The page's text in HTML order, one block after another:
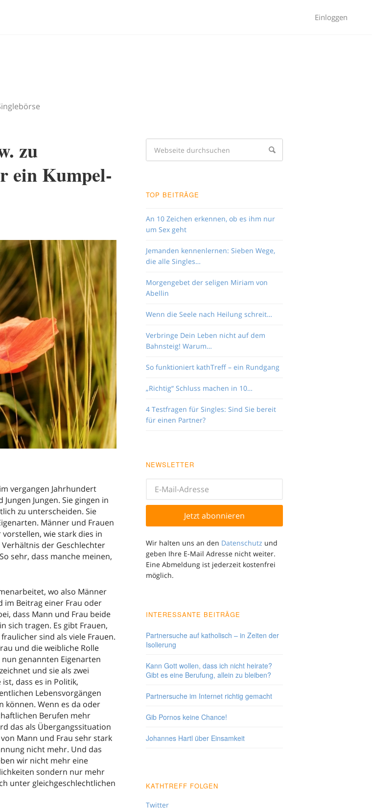
Einloggen
zu
ein Kumpel-
vergangen Jahrhundert
Jungen. Sie gingen in
zu unterscheiden. Sie
Männer und Frauen
wie stark dies in
der Geschlechter
sehr, dass manche meinen,
wo also Männer
im Beitrag einer Frau oder
dass Mann und Frau beide
sich tragen. Es gibt Frauen,
sind als viele Frauen.
und die weibliche Rolle
nun genannten Eigenarten
und sie als zwei
dass es in Politik,
Lebensvorgängen
können. Wenn es da oder
Berufen mehr
das als Übergangssituation
Mann und Frau sehr stark
nicht mehr. Und das
wir nicht mehr eine
sondern nur mehr
unter gleichgeschlechtlichen
TOP BEITRÄGE
An 10 Zeichen erkennen, ob es ihm nur
um Sex geht
Jemanden kennenlernen: Sieben Wege,
die alle Singles…
Morgengebet der seligen Miriam von
Abellin
Wenn die Seele nach Heilung schreit…
Verbringe Dein Leben nicht auf dem
Bahnsteig! Warum…
So funktioniert kathTreff – ein Rundgang
„Richtig“ Schluss machen in 10…
4 Testfragen für Singles: Sind Sie bereit
für einen Partner?
NEWSLETTER
Wir halten uns an den Datenschutz und
geben Ihre E-Mail Adresse nicht weiter.
Eine Abmeldung ist jederzeit kostenfrei
möglich.
INTERESSANTE BEITRÄGE
Partnersuche auf katholisch – in Zeiten der
Isolierung
Kann Gott wollen, dass ich nicht heirate?
Gibt es eine Berufung, allein zu bleiben?
Partnersuche im Internet richtig gemacht
Gib Pornos keine Chance!
Johannes Hartl über Einsamkeit
KATHTREFF FOLGEN
Twitter